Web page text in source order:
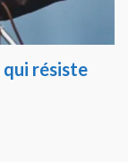
qui résiste